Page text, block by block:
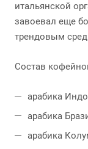
итальянской
завоевал еще
трендовым
Состав
арабика
арабика
арабика